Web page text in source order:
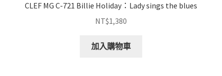
CLEF MG C-721 Billie Holiday：Lady sings the blues
NT$1,380
加入購物車